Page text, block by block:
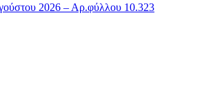
2026 – Αρ.φύλλου 10.323